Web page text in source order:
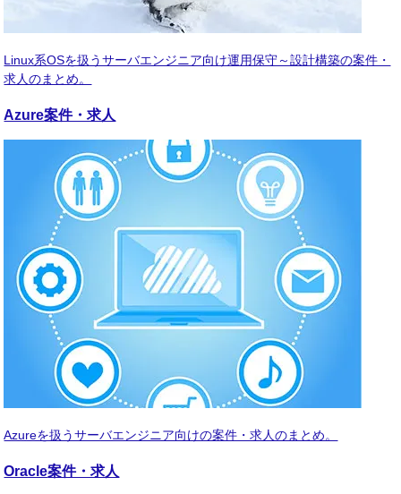
Linux系OSを扱うサーバエンジニア向け運用保守～設計構築の案件・
求人のまとめ。
Azure案件・求人
Azureを扱うサーバエンジニア向けの案件・求人のまとめ。
Oracle案件・求人